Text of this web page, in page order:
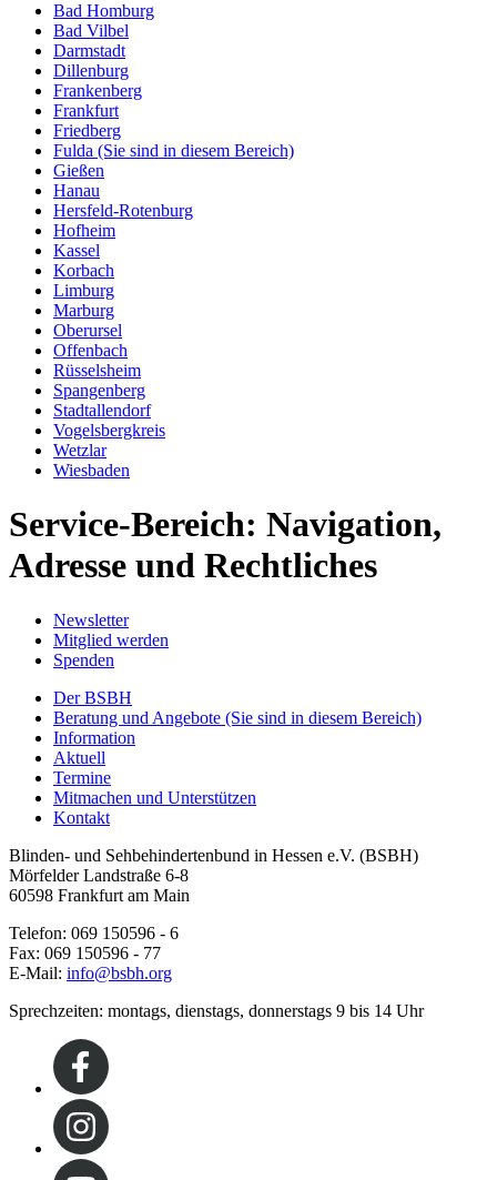
Bad Homburg
Bad Vilbel
Darmstadt
Dillenburg
Frankenberg
Frankfurt
Friedberg
Fulda (Sie sind in diesem Bereich)
Gießen
Hanau
Hersfeld-Rotenburg
Hofheim
Kassel
Korbach
Limburg
Marburg
Oberursel
Offenbach
Rüsselsheim
Spangenberg
Stadtallendorf
Vogelsbergkreis
Wetzlar
Wiesbaden
Service-Bereich: Navigation,
Adresse und Rechtliches
Newsletter
Mitglied werden
Spenden
Der BSBH
Beratung und Angebote (Sie sind in diesem Bereich)
Information
Aktuell
Termine
Mitmachen und Unterstützen
Kontakt
Blinden- und Sehbehindertenbund in Hessen e.V. (BSBH)
Mörfelder Landstraße 6-8
60598 Frankfurt am Main
Telefon: 069 150596 - 6
Fax: 069 150596 - 77
E-Mail: info@bsbh.org
Sprechzeiten: montags, dienstags, donnerstags 9 bis 14 Uhr